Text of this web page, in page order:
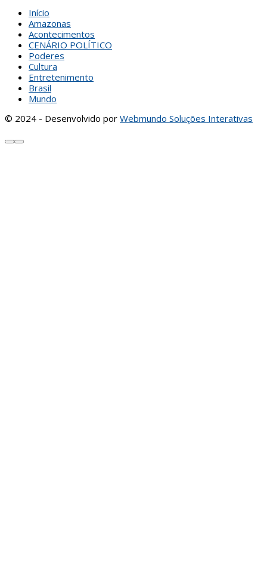
Início
Amazonas
Acontecimentos
CENÁRIO POLÍTICO
Poderes
Cultura
Entretenimento
Brasil
Mundo
© 2024 - Desenvolvido por Webmundo Soluções Interativas